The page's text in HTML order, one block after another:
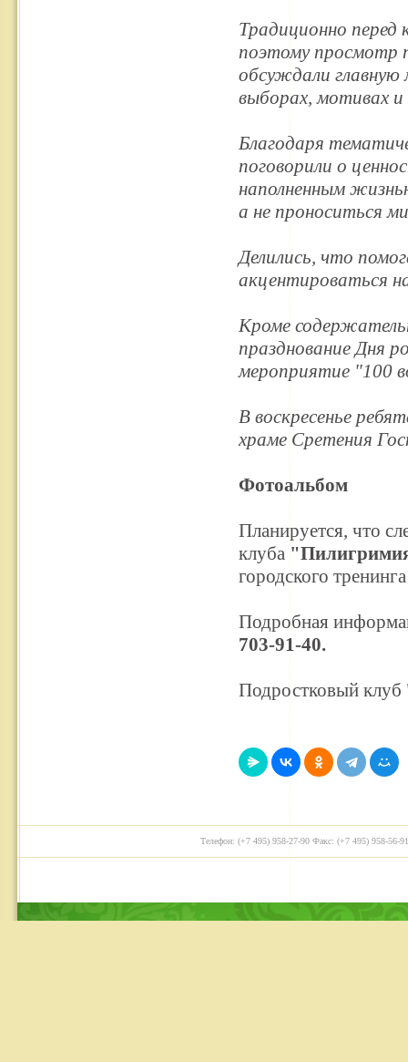
Традиционно перед
поэтому просмотр
обсуждали главную
выборах, мотивах и
Благодаря
поговорили о
наполненным
а не проноситься
Делились, что
акцентироваться
Кроме
празднование Дня
мероприятие "100
В воскресенье
храме Сретения
Фотоальбом
Планируется, что
клуба
городского
Подробная
703-91-40.
Подростковый клуб
Телефон: (+7 495) 958-27-90 Факс: (+7 495) 958-56-